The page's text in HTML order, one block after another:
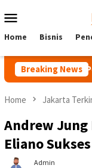
to
Menu
Home Bisnis
Breaking News
140 Peserta
Home Jakarta
Andrew Jung
Eliano
Admin